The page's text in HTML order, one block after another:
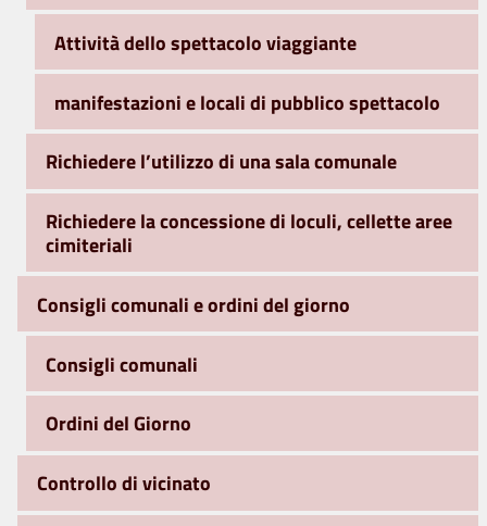
Attività dello spettacolo viaggiante
manifestazioni e locali di pubblico spettacolo
Richiedere l’utilizzo di una sala comunale
Richiedere la concessione di loculi, cellette aree
cimiteriali
Consigli comunali e ordini del giorno
Consigli comunali
Ordini del Giorno
Controllo di vicinato